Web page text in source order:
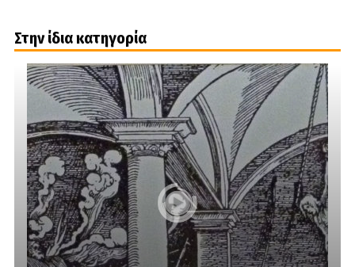
Στην ίδια κατηγορία